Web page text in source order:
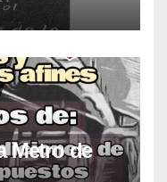
Metro de